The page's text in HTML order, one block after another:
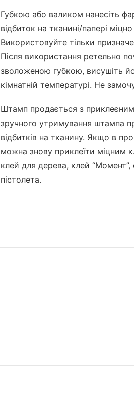
Губкою або валиком нанесіть
відбиток на тканині/папері
Використовуйте тільки
Після використання ретельно
зволоженою губкою, висушіть
кімнатній температурі. Не
Штамп продається з
зручного утримування штампа
відбитків на тканину. Якщо в
можна знову приклеїти міцним
клей для дерева, клей
пістолета.